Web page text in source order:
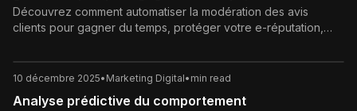
crédibilité
Découvrez comment automatiser la modération des avis
clients pour gagner du temps, protéger votre e-réputation,
10 décembre 2025• Marketing Digital• min read
Analyse prédictive du comportement